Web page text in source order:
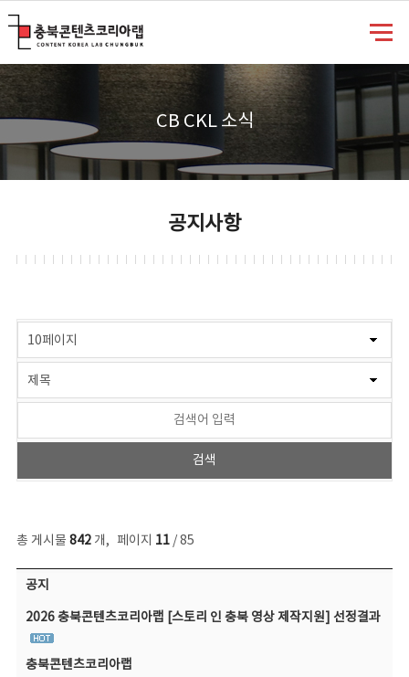
CB CKL 소식
공지사항
총 게시물 842개, 페이지 11/ 85
공지사항 목록 - 번호, 제목, 작성자, 파일, 조회수, 작성일 정보 제공
공지
2026 충북콘텐츠코리아랩 [스토리 인 충북 영상 제작지원] 선정결과
충북콘텐츠코리아랩